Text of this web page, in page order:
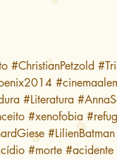
#ChristianPetzold
#Literatura
#xenofobia
#LilienBatman
#morte #acidente